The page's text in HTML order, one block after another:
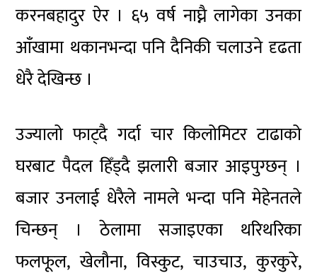
करनबहादुर ऐर । ६५ वर्ष नाघ्नै लागेका उनका
आँखामा थकानभन्दा पनि दैनिकी चलाउने दृढता
धेरै देखिन्छ ।
उज्यालो फाट्दै गर्दा चार किलोमिटर टाढाको
घरबाट पैदल हिँड्दै झलारी बजार आइपुग्छन् ।
बजार उनलाई धेरैले नामले भन्दा पनि मेहेनतले
चिन्छन् । ठेलामा सजाइएका थरिथरिका
फलफूल, खेलौना, विस्कुट, चाउचाउ, कुरकुरे,